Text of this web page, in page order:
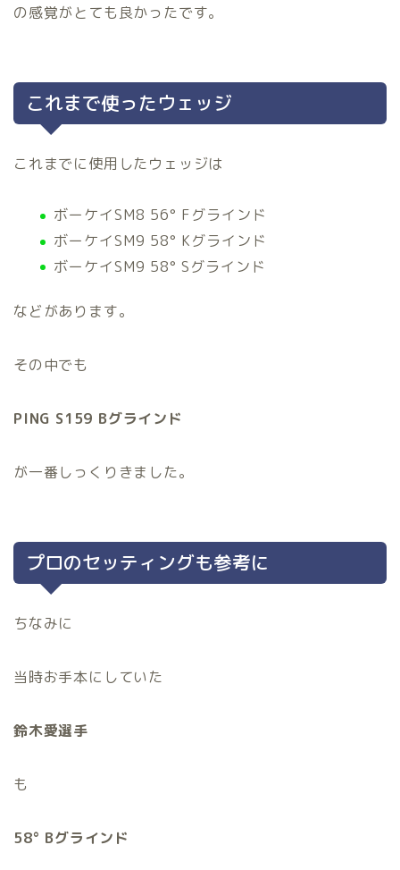
の感覚がとても良かったです。
これまで使ったウェッジ
これまでに使用したウェッジは
ボーケイSM8 56° Fグラインド
ボーケイSM9 58° Kグラインド
ボーケイSM9 58° Sグラインド
などがあります。
その中でも
PING S159 Bグラインド
が一番しっくりきました。
プロのセッティングも参考に
ちなみに
当時お手本にしていた
鈴木愛選手
も
58° Bグラインド